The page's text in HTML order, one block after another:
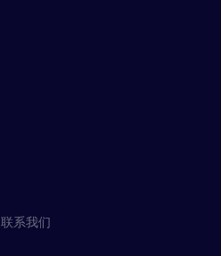
联系我们